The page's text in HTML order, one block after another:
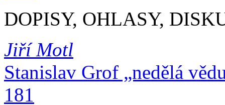
DOPISY, OHLASY,
Jiří Motl
Stanislav Grof „nedělá
181